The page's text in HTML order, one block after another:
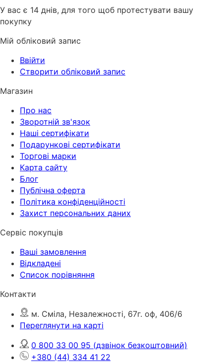
У вас є 14 днів, для того щоб протестувати вашу
покупку
Мій обліковий запис
Ввійти
Створити обліковий запис
Магазин
Про нас
Зворотній зв'язок
Наші сертифікати
Подарункові сертифікати
Торгові марки
Карта сайту
Блог
Публічна оферта
Політика конфіденційності
Захист персональних даних
Сервіс покупців
Ваші замовлення
Відкладені
Список порівняння
Контакти
м. Сміла, Незалежності, 67г. оф, 406/6
Переглянути на карті
0 800 33 00 95 (дзвінок безкоштовний)
+380 (44) 334 41 22